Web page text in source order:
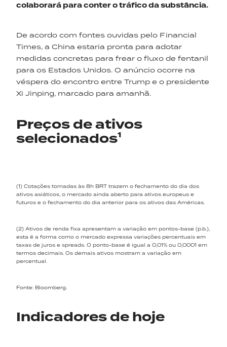
colaborará para conter o tráfico da substância.
De acordo com fontes ouvidas pelo Financial
Times, a China estaria pronta para adotar
medidas concretas para frear o fluxo de fentanil
para os Estados Unidos. O anúncio ocorre na
véspera do encontro entre Trump e o presidente
Xi Jinping, marcado para amanhã.
Preços de ativos
selecionados¹
(1) Cotações tomadas às 8h BRT trazem o fechamento do dia dos
ativos asiáticos, o mercado ainda aberto para ativos europeus e
futuros e o fechamento do dia anterior para os ativos das Américas.
(2) Ativos de renda fixa apresentam a variação em pontos-base (p.b.),
esta é a forma como o mercado expressa variações percentuais em
taxas de juros e spreads. O ponto-base é igual a 0,01% ou 0,0001 em
termos decimais. Os demais ativos mostram a variação em
percentual.
Fonte: Bloomberg.
Indicadores de hoje